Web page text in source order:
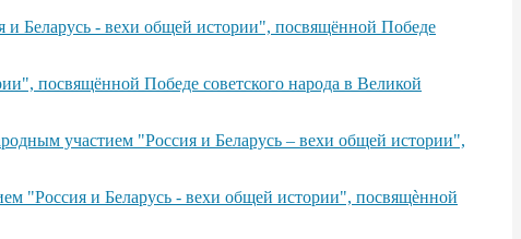
Беларусь - вехи общей истории", посвящённой Победе
посвящённой Победе советского народа в Великой
участием "Россия и Беларусь – вехи общей истории",
"Россия и Беларусь - вехи общей истории", посвящѐнной